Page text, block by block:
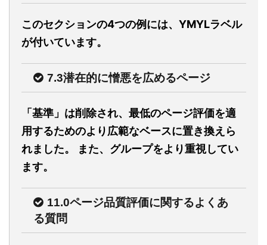
このセクションの4つの例には、YMYLラベル
が付いています。
7.3潜在的に憎悪を広めるページ
「基準」は削除され、最低のページ評価を適
用するためのより広範なベースに置き換えら
れました。 また、グループをより重視してい
ます。
11.0ページ品質評価に関するよくあ
る質問